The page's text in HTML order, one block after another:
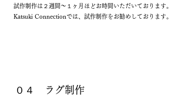
試作制作は２週間〜１ヶ月ほどお時間いただいております。
Katsuki Connectionでは、試作制作をお勧めしております。
０４ ラグ制作